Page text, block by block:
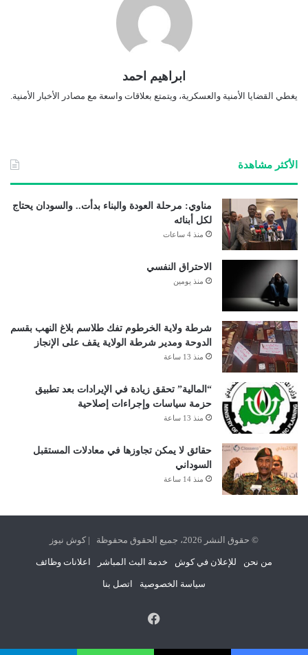
ابراهيم احمد
يغطي القضايا الأمنية والعسكرية، ويتمتع بعلاقات واسعة مع مصادر الأخبار الأمنية.
الأكثر مشاهدة
مناوي: مرحلة العودة والبناء بدأت.. والسودان يحتاج
لكل أبنائه
منذ 4 ساعات
الاحتراق النفسي
منذ يومين
شرطة ولاية الخرطوم تفك طلاسم بلاغ النهب بقسم
الدوحة ومدير شرطة الولاية يقف على الإنجاز
منذ 13 ساعة
“المالية” تحقق زيادة في الإيرادات بعد تطبيق
حزمة سياسات وإجراءات إصلاحية
منذ 13 ساعة
حقائق لا يمكن تجاوزها في معادلات المستقبل
السوداني
منذ 14 ساعة
© حقوق النشر 2026، جميع الحقوق محفوظة | كوش نيوز
من نحن للإعلان في كوش خدمة البث المباشر اعلانات وظائف
سياسة الخصوصية اتصل بنا